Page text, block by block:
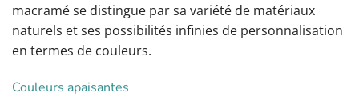
macramé se distingue par sa variété de matériaux
naturels et ses possibilités infinies de personnalisation
en termes de couleurs.
Couleurs apaisantes